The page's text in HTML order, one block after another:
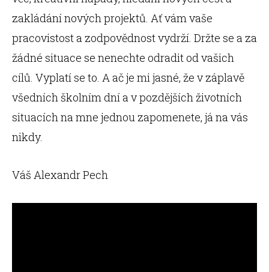
zakládání nových projektů. Ať vám vaše
pracovistost a zodpovědnost vydrží. Držte se a za
žádné situace se nenechte odradit od vašich
cílů. Vyplatí se to. A ač je mi jasné, že v záplavě
všedních školním dní a v pozdějších životních
situacích na mne jednou zapomenete, já na vás
nikdy.
Váš Alexandr Pech